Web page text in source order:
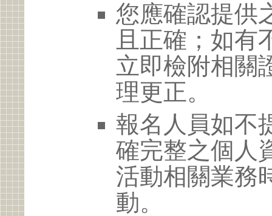
您應確認提供
且正確；如有
立即檢附相關
理更正。
報名人員如不
確完整之個人
活動相關業務
動。